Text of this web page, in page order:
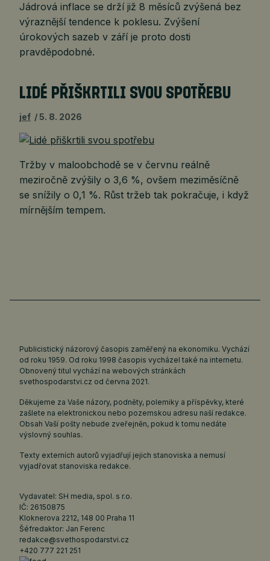
Jádrová inflace se drží již 8 měsíců zvýšená bez
výraznější tendence k poklesu. Zvýšení
úrokových sazeb v září je proto dosti
pravděpodobné.
LIDÉ PŘIŠKRTILI SVOU SPOTŘEBU
jef 5. 8. 2026
Tržby v maloobchodě se v červnu reálně
meziročně zvýšily o 3,6 %, ovšem meziměsíčně
se snížily o 0,1 %. Růst tržeb tak pokračuje, i když
mírnějším tempem.
Publicistický názorový časopis zaměřený na ekonomiku. Vychází
od roku 1959. Od roku 1998 časopis vycházel také na internetu.
Obnovený titul vychází na webových stránkách
svethospodarstvi.cz od června 2021.
Děkujeme za Vaše názory, podněty, polemiky a příspěvky, které
zašlete na elektronickou nebo pozemskou adresu naší redakce.
Obsah Vaší pošty nebude zveřejněn, pokud k tomu nedáte
výslovný souhlas.
Texty externích autorů vyjadřují jejich stanoviska a nemusí
vyjadřovat stanoviska redakce.
Vydavatel: SH media, spol. s r.o.
IČ: 26150875
Kloknerova 2212, 148 00 Praha 11
Šéfredaktor: Jan Ferenc
redakce@svethospodarstvi.cz
+420 777 221 251